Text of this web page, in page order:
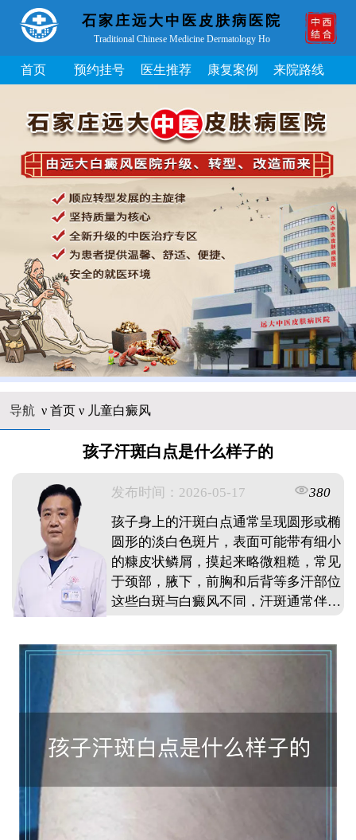
石家庄远大中医皮肤病医院
Traditional Chinese Medicine Dermatology Ho
首页 预约挂号 医生推荐 康复案例 来院路线
导航 ν 首页ν 儿童白癜风
孩子汗斑白点是什么样子的
发布时间：2026-05-17
380
孩子身上的汗斑白点通常呈现圆形或椭
圆形的淡白色斑片，表面可能带有细小
的糠皮状鳞屑，摸起来略微粗糙，常见
于颈部，腋下，前胸和后背等多汗部位
这些白斑与白癜风不同，汗斑通常伴有
界清晰汗斑是由真菌感染引起的皮肤问